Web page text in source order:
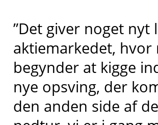
”Det giver noget nyt
aktiemarkedet, hvor
begynder at kigge
nye opsving, der
den anden side af